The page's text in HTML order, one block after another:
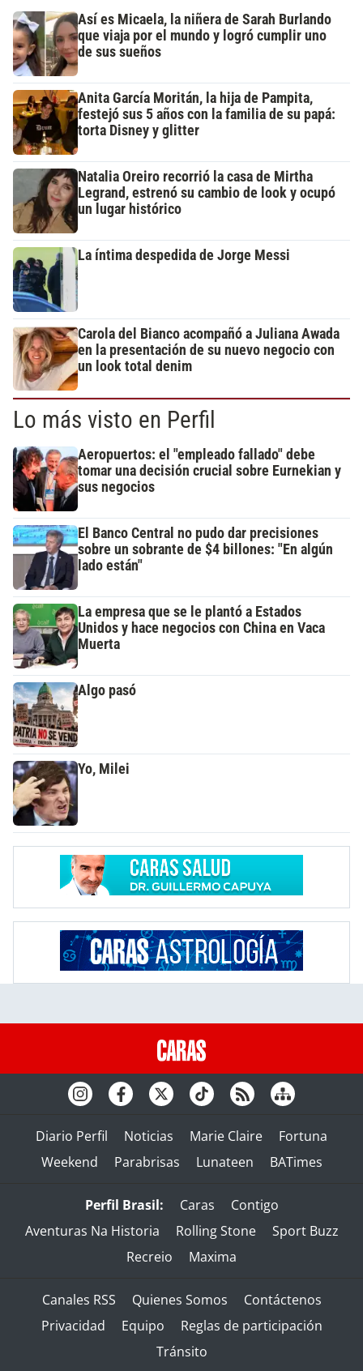
Así es Micaela, la niñera de Sarah Burlando
que viaja por el mundo y logró cumplir uno
de sus sueños
Anita García Moritán, la hija de Pampita,
festejó sus 5 años con la familia de su papá:
torta Disney y glitter
Natalia Oreiro recorrió la casa de Mirtha
Legrand, estrenó su cambio de look y ocupó
un lugar histórico
La íntima despedida de Jorge Messi
Carola del Bianco acompañó a Juliana Awada
en la presentación de su nuevo negocio con
un look total denim
Lo más visto en Perfil
Aeropuertos: el "empleado fallado" debe
tomar una decisión crucial sobre Eurnekian y
sus negocios
El Banco Central no pudo dar precisiones
sobre un sobrante de $4 billones: "En algún
lado están"
La empresa que se le plantó a Estados
Unidos y hace negocios con China en Vaca
Muerta
Algo pasó
Yo, Milei
Diario Perfil Noticias Marie Claire
Fortuna
Weekend
Parabrisas Lunateen BATimes
Perfil Brasil: Caras
Contigo
Aventuras Na Historia
Rolling Stone
Sport Buzz
Recreio
Maxima
Canales RSS Quienes Somos
Contáctenos
Privacidad
Equipo
Reglas de participación
Tránsito